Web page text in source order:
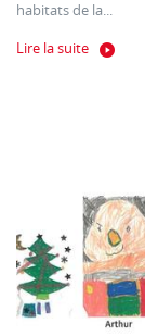
habitats de la...
Lire la suite